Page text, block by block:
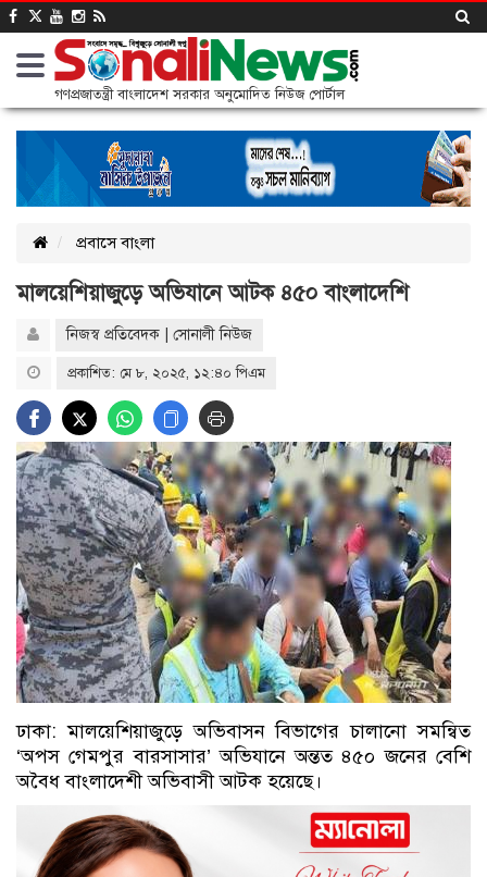
গণপ্রজাতন্ত্রী বাংলাদেশ সরকার অনুমোদিত নিউজ পোর্টাল
প্রবাসে বাংলা
মালয়েশিয়াজুড়ে অভিযানে আটক ৪৫০ বাংলাদেশি
নিজস্ব প্রতিবেদক | সোনালী নিউজ
প্রকাশিত: মে ৮, ২০২৫, ১২:৪০ পিএম
ঢাকা: মালয়েশিয়াজুড়ে অভিবাসন বিভাগের চালানো সমন্বিত
‘অপস গেমপুর বারসাসার’ অভিযানে অন্তত ৪৫০ জনের বেশি
অবৈধ বাংলাদেশী অভিবাসী আটক হয়েছে।